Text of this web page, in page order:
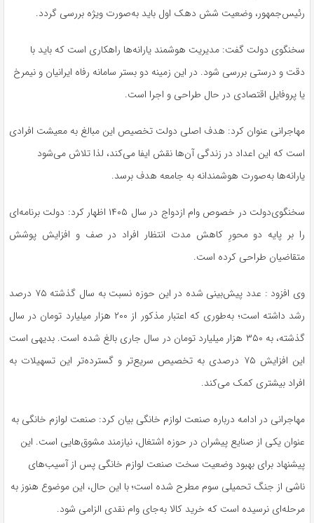
رئیس‌جمهور، وضعیت شش دهک اول باید به‌صورت ویژه بررسی گردد.
سخنگوی دولت گفت: مدیریت هوشمند یارانه‌ها راهکاری است که باید با
دقت و درستی بررسی شود. در این زمینه دو بستر سامانه رفاه ایرانیان و نیمرخ
یا پروفایل اقتصادی در حال طراحی و اجرا است.
مهاجرانی عنوان کرد: هدف اصلی دولت تخصیص این مبالغ به معیشت افرادی
است که این اعداد در زندگی آن‌ها نقش ایفا می‌کند، لذا تلاش می‌شود
یارانه‌ها به‌صورت هوشمندانه به جامعه هدف برسد.
سخنگوی‌دولت در خصوص وام ازدواج در سال ۱۴۰۵ اظهار کرد: دولت برنامه‌ای
را بر پایه دو محورِ کاهش مدت انتظار افراد در صف و افزایش پوشش
متقاضیان طراحی کرده است.
وی افزود : عدد پیش‌بینی شده در این حوزه نسبت به سال گذشته ۷۵ درصد
رشد داشته است؛ به‌طوری که اعتبار مذکور از ۲۰۰ هزار میلیارد تومان در سال
گذشته، به ۳۵۰ هزار میلیارد تومان در سال جاری بالغ شده است. بدیهی است
این افزایش ۷۵ درصدی به تخصیص سریع‌تر و گسترده‌تر این تسهیلات به
افراد بیشتری کمک می‌کند.
مهاجرانی در ادامه درباره صنعت لوازم خانگی بیان کرد: صنعت لوازم خانگی به
عنوان یکی از صنایع پیشران در حوزه اشتغال، نیازمند مشوق‌هایی است. این
پیشنهاد برای بهبود وضعیت سخت صنعت لوازم خانگی پس از آسیب‌های
ناشی از جنگ تحمیلی سوم مطرح شده است؛ با این حال، این موضوع هنوز به
مرحله‌ای نرسیده است که خرید کالا به‌جای وام نقدی الزامی شود.